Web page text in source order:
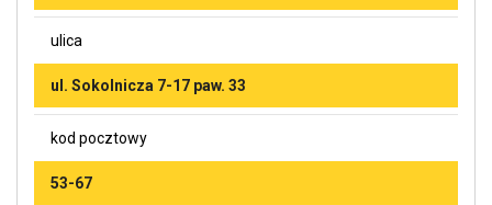
ulica
ul. Sokolnicza 7-17 paw. 33
kod pocztowy
53-67